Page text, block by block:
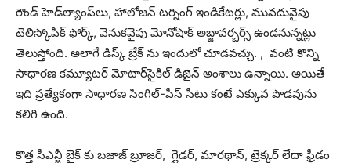
రౌండ్ హెడ్‌ల్యాంప్‌లు, హాలోజన్ టర్నింగ్ ఇండికేటర్లు, మువదువైపు
టెలిస్కోపిక్ ఫోర్క్, వెనుకవైపు మోనోషాక్ అబ్జావర్బర్స్ ఉండనున్నట్లు
తెలుస్తోంది. అలాగే డిస్క్ బ్రేక్ ను ఇందులో చూడవచ్చు. , వంటి కొన్ని
సాధారణ కమ్యూటర్ మోటార్‌సైకిల్ డిజైన్ అంశాలు ఉన్నాయి. అయితే
ఇది ప్రత్యేకంగా సాధారణ సింగిల్-పీస్ సీటు కంటే ఎక్కువ పొడవును
కలిగి ఉంది.
కొత్త సీఎన్జీ బైక్ కు బజాజ్ బ్రూజర్, గ్లైడర్, మారథాన్, ట్రెక్కర్ లేదా ఫ్రీడం